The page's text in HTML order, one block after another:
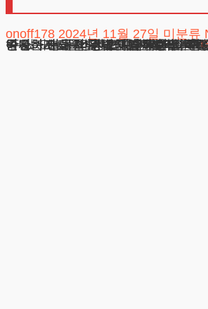
onoff178 2024년 11월 27일 미분류
안녕하세요. 법무법인 테헤란의 가정법 전문 변호사입니다. 오늘은 경기도 수원 지역, 특히 광교 인근에 거주하시는 분들을 위해 이혼 절차와 관련한 중요 정보를 공유하고자 합니다. 이혼은 복잡하고 감정적인 과정일 수 있지만, 올바른 법률 지식과 전문가의 조언을 통해 원만하게 해결할 수 있습니다. 이혼
상호 : 법무법인 테
사업자 : 589-86-
대표자 : 이수학
주소 : 서울시 강남구 테헤란로 420, KT선릉타워West 9층
광고책임변호사 : 이